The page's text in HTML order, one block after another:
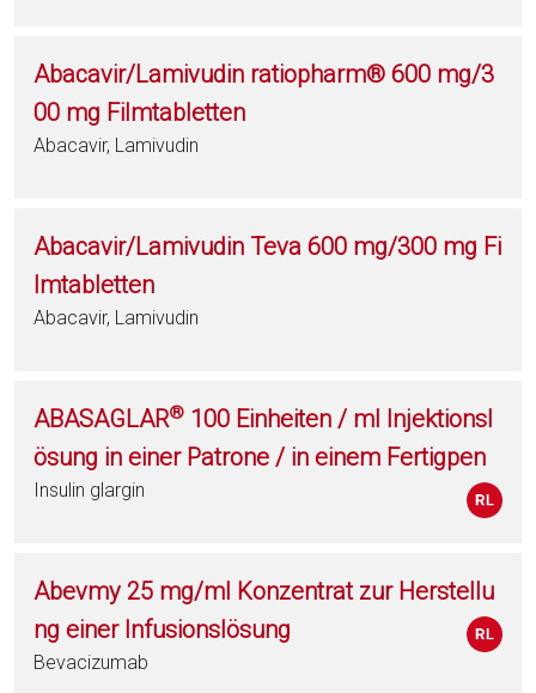
Abacavir/Lamivudin ratiopharm® 600 mg/3
00 mg Filmtabletten
Abacavir, Lamivudin
Abacavir/Lamivudin Teva 600 mg/300 mg Fi
lmtabletten
Abacavir, Lamivudin
ABASAGLAR® 100 Einheiten / ml Injektionsl
ösung in einer Patrone / in einem Fertigpen
Insulin glargin
Abevmy 25 mg/ml Konzentrat zur Herstellu
ng einer Infusionslösung
Bevacizumab